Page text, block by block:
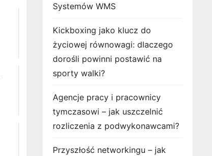
Systemów WMS
Kickboxing jako klucz do
życiowej równowagi: dlaczego
dorośli powinni postawić na
sporty walki?
Agencje pracy i pracownicy
tymczasowi – jak uszczelnić
rozliczenia z podwykonawcami?
Przyszłość networkingu – jak